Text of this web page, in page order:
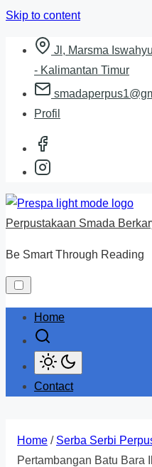
Skip to content
Jl, Marsma
- Kalimantan Timur
Profil
Perpustakaan Smada
Be Smart Through Reading
Home
Contact
Home / Serba Serbi
Pertambangan Batu Bara